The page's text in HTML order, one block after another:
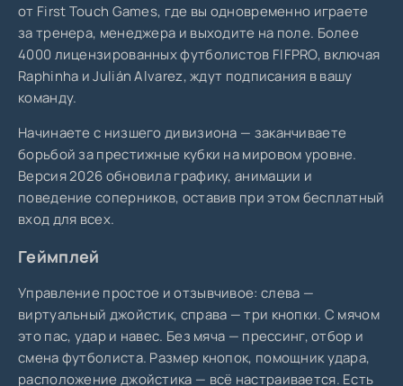
от First Touch Games, где вы одновременно играете
за тренера, менеджера и выходите на поле. Более
4000 лицензированных футболистов FIFPRO, включая
Raphinha и Julián Alvarez, ждут подписания в вашу
команду.
Начинаете с низшего дивизиона — заканчиваете
борьбой за престижные кубки на мировом уровне.
Версия 2026 обновила графику, анимации и
поведение соперников, оставив при этом бесплатный
вход для всех.
Геймплей
Управление простое и отзывчивое: слева —
виртуальный джойстик, справа — три кнопки. С мячом
это пас, удар и навес. Без мяча — прессинг, отбор и
смена футболиста. Размер кнопок, помощник удара,
расположение джойстика — всё настраивается. Есть